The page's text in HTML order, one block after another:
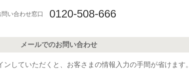
問い合わせ窓口 0120-508-666
メールでのお問い合わせ
ンしていただくと、お客さまの情報入力の手間が省けます。